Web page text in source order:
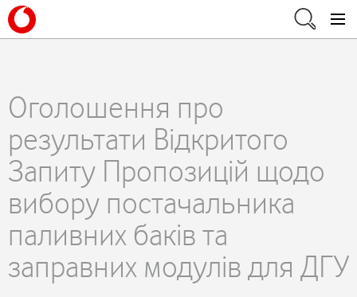
Оголошення про
результати Відкритого
Запиту Пропозицій щодо
вибору постачальника
паливних баків та
заправних модулів для ДГУ